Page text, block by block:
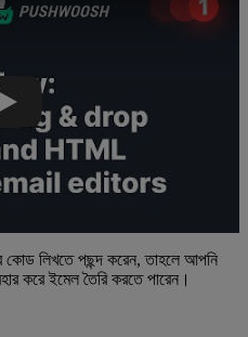
লিখতে পছন্দ করেন, তাহলে আপনি
করে ইমেল তৈরি করতে পারেন।